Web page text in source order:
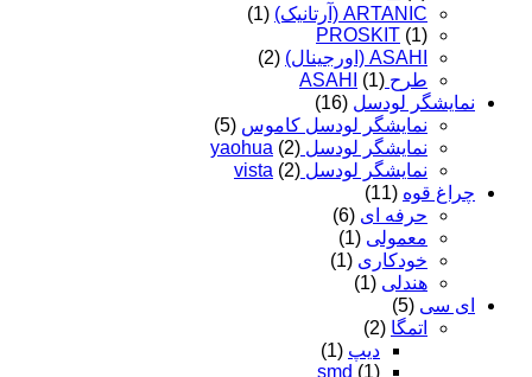
ARTANIC (آرتانیک)
(1)
PROSKIT (1)
ASAHI (اورجینال)
(2)
طرح ASAHI (1)
نمایشگر لودسل (16)
نمایشگر لودسل کاموس (5)
نمایشگر لودسل yaohua (2)
نمایشگر لودسل vista (2)
چراغ قوه (11)
حرفه ای (6)
معمولی (1)
خودکاری (1)
هندلی (1)
ای سی (5)
اتمگا (2)
دیپ (1)
smd (1)